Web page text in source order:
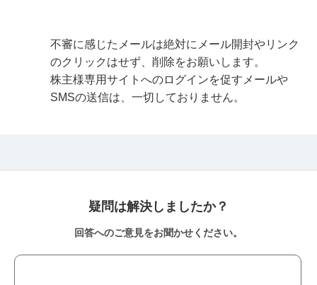
不審に感じたメールは絶対にメール開封やリンク
のクリックはせず、削除をお願いします。
株主様専用サイトへのログインを促すメールや
SMSの送信は、一切しておりません。
疑問は解決しましたか？
回答へのご意見をお聞かせください。